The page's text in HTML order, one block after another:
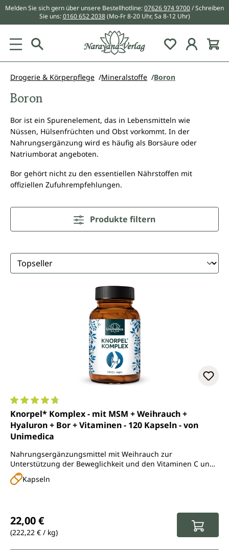
springen
Melden Sie sich gern über unsere Bestellhotline:07626 974 9700/ Schreiben
Sie uns:0160 652 2038 (Mo-Fr 8-20 Uhr, Sa 8-12 Uhr)
Du hast 0
Drogerie & Körperpflege Mineralstoffe Boron
Boron
Bor ist ein Spurenelement, das in Lebensmitteln wie
Nüssen, Hülsenfrüchten und Obst vorkommt. In der
Nahrungsergänzung wird es häufig als Borsäure oder
Natriumborat angeboten.
Bor gehört nicht zu den essentiellen Nährstoffen mit
offiziellen Zufuhrempfehlungen.
Produkte filtern
Durchschnittliche Bewertung von 4.7 von 5 Sternen
Knorpel* Komplex - mit MSM + Weihrauch +
Hyaluron + Bor + Vitaminen - 120 Kapseln - von
Unimedica
Nahrungsergänzungsmittel mit Weihrauch zur
Unterstützung der Beweglichkeit und den Vitaminen C und
D3 für die Unterstützung normaler Knochen
Kapseln
22,00 €
(222,22 € / kg)